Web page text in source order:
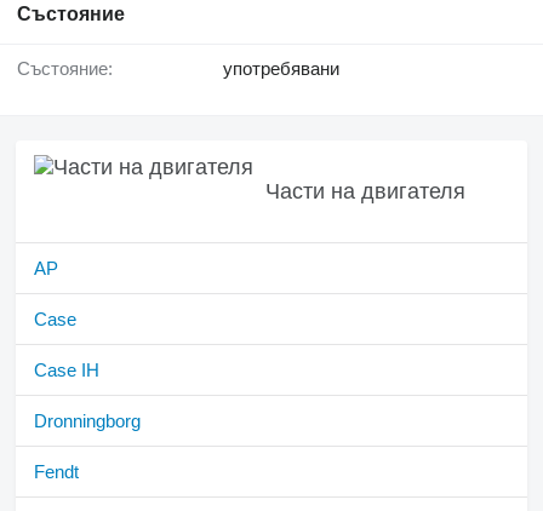
Състояние
Състояние: употребявани
Части на двигателя
AP
Case
Case IH
Dronningborg
Fendt